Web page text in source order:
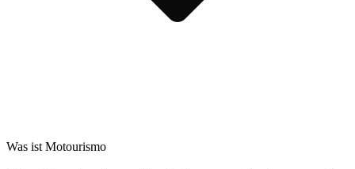
Was ist Motourismo